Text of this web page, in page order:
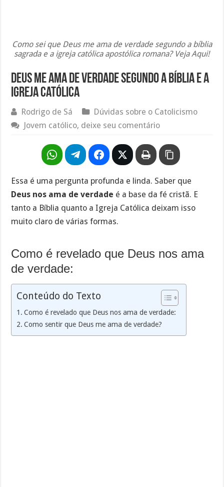
Como sei que Deus me ama de verdade segundo a bíblia
sagrada e a igreja católica apostólica romana? Veja Aqui!
Deus me ama de verdade segundo a bíblia e a
igreja católica
Rodrigo de Sá
Dúvidas sobre o Catolicismo
Jovem católico, deixe seu comentário
Essa é uma pergunta profunda e linda. Saber que
Deus nos ama de verdade é a base da fé cristã. E
tanto a Bíblia quanto a Igreja Católica deixam isso
muito claro de várias formas.
Como é revelado que Deus nos ama
de verdade:
Conteúdo do Texto
Como é revelado que Deus nos ama de verdade:
Como sentir que Deus me ama de verdade?